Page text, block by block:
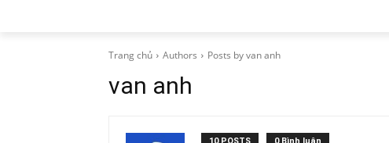
Trang chủ Authors Posts by van anh
van anh
10 POSTS 0 Bình luận